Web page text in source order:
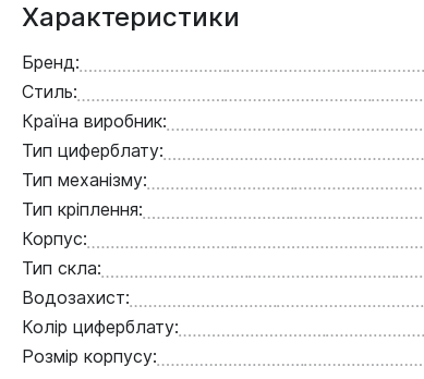
Характеристики
Бренд:
Стиль:
Країна виробник:
Тип циферблату:
Тип механізму:
Тип кріплення:
Корпус:
Тип скла:
Водозахист:
Колір циферблату:
Розмір корпусу: